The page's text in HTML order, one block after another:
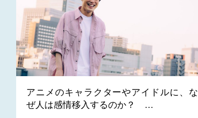
アニメのキャラクターやアイドルに、な
ぜ人は感情移入するのか？ …